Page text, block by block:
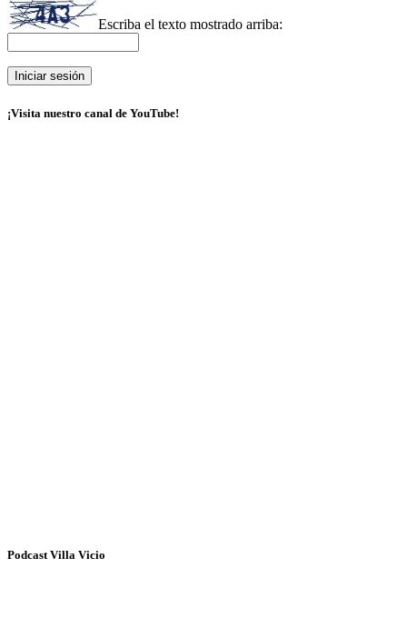
Escriba el texto mostrado arriba:
¡Visita nuestro canal de YouTube!
Podcast Villa Vicio